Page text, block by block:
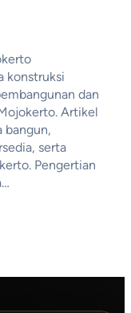
konstruksi
dan
Artikel
bangun,
serta
Pengertian